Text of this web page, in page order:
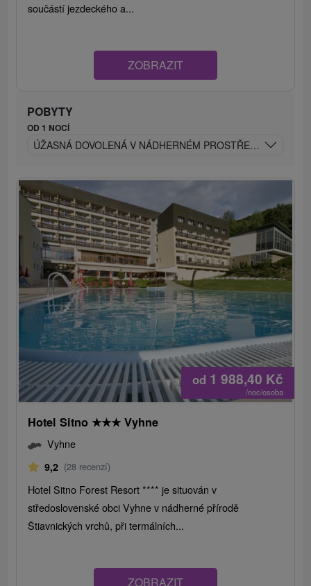
součástí jezdeckého a...
ZOBRAZIT
POBYTY
OD 1 NOCÍ
ÚŽASNÁ DOVOLENÁ V NÁDHERNÉM PROSTŘEDÍ
od 1 988,40 Kč
/noc/osoba
Hotel Sitno ★★★ Vyhne
Vyhne
9,2 (28 recenzí)
Hotel Sitno Forest Resort **** je situován v
středoslovenské obci Vyhne v nádherné přírodě
Štiavnických vrchů, při termálních...
ZOBRAZIT